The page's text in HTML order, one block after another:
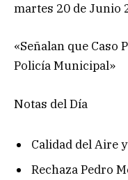
martes 20 de Junio
«Señalan que Caso
Policía Municipal»
Notas del Día
Calidad del Aire
Rechaza Pedro